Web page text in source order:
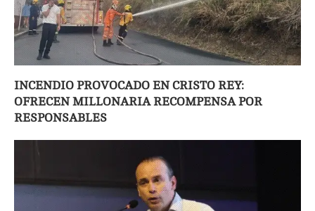
INCENDIO PROVOCADO EN CRISTO REY:
OFRECEN MILLONARIA RECOMPENSA POR
RESPONSABLES